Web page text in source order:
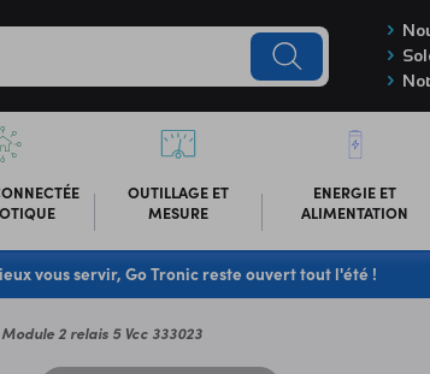
OUTILLAGE ET
MESURE
ENERGIE ET
ALIMENTATION
vous servir, Go Tronic reste ouvert tout l'été !
Module 2 relais 5 Vcc 333023